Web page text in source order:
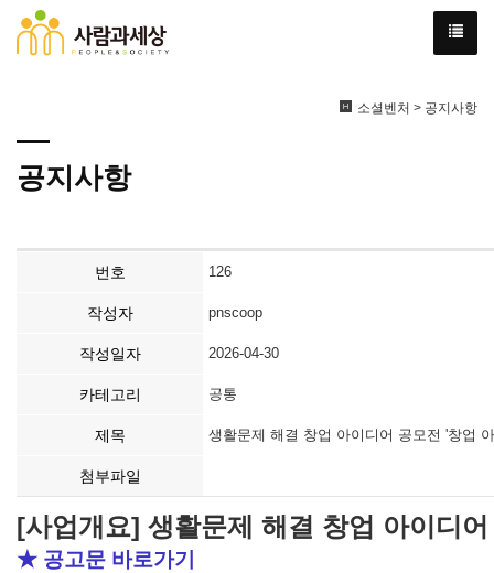
소셜벤처 > 공지사항
공지사항
번호 126
작성자 pnscoop
작성일자 2026-04-30
카테고리 공통
제목 생활문제 해결 창업 아이디어 공모전 '창업
첨부파일
[사업개요] 생활문제 해결 창업 아이디
★ 공고문 바로가기